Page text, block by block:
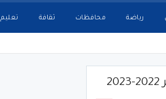
رياضة محافظات ثقافة تعليم